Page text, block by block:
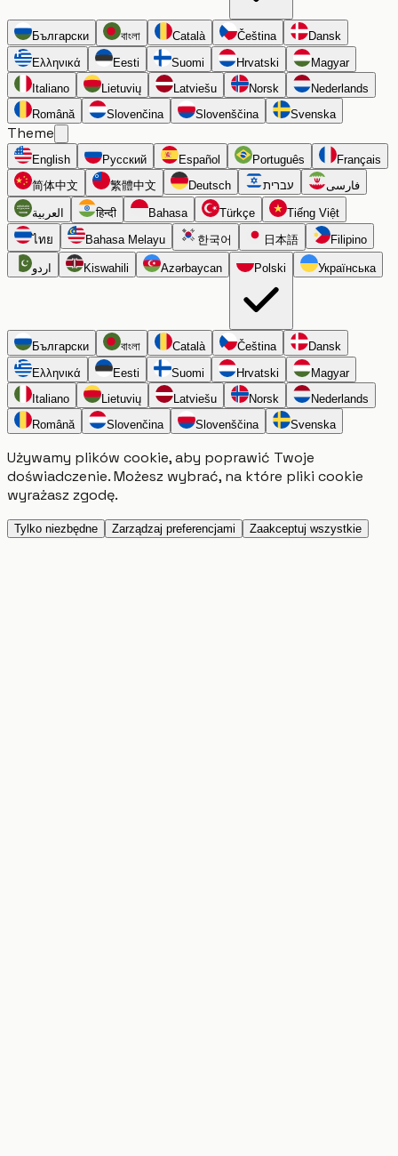
Български বাংলা Català Čeština
Dansk
Ελληνικά
Eesti Suomi Hrvatski
Magyar
Italiano
Lietuvių Latviešu Norsk
Nederlands
Română
Slovenčina Slovenščina Svenska
Theme
English Русский Español Português
Français
简体中文
繁體中文 Deutsch עברית فارسی
العربية हिन्दी Bahasa Türkçe
Tiếng Việt
ไทย
Bahasa Melayu 한국어 日本語 Filipino
اردو Kiswahili Azərbaycan Polski Українська
Български বাংলা Català Čeština
Dansk
Ελληνικά
Eesti Suomi Hrvatski
Magyar
Italiano
Lietuvių Latviešu Norsk
Nederlands
Română
Slovenčina Slovenščina Svenska
Używamy plików cookie, aby poprawić Twoje
doświadczenie. Możesz wybrać, na które pliki cookie
wyrażasz zgodę.
Tylko niezbędne Zarządzaj preferencjami Zaakceptuj wszystkie